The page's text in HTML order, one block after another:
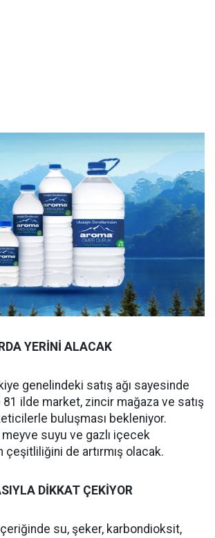
YERİNİ ALACAK
genelindeki satış ağı sayesinde
81 ilde market, zincir mağaza ve satış
buluşması bekleniyor.
suyu ve gazlı içecek
çeşitliliğini de artırmış olacak.
DİKKAT ÇEKİYOR
su, şeker, karbondioksit,